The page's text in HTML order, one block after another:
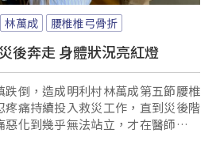
林萬成 腰椎椎弓骨折
後奔走 身體狀況亮紅燈
跌倒，造成明利村林萬成第五節腰椎
疼痛持續投入救災工作，直到災後階
化到幾乎無法站立，才在醫師建議